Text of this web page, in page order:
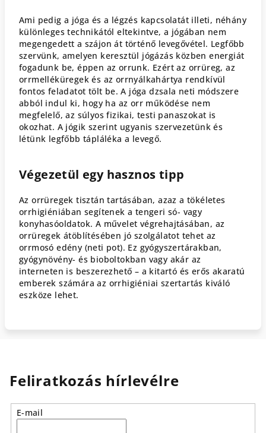
Ami pedig a jóga és a légzés kapcsolatát illeti, néhány
különleges technikától eltekintve, a jógában nem
megengedett a szájon át történő levegővétel. Legfőbb
szervünk, amelyen keresztül jógázás közben energiát
fogadunk be, éppen az orrunk. Ezért az orrüreg, az
orrmelléküregek és az orrnyálkahártya rendkívül
fontos feladatot tölt be. A jóga dzsala neti módszere
abból indul ki, hogy ha az orr működése nem
megfelelő, az súlyos fizikai, testi panaszokat is
okozhat. A jógik szerint ugyanis szervezetünk és
létünk legfőbb tápláléka a levegő.
Végezetül egy hasznos tipp
Az orrüregek tisztán tartásában, azaz a tökéletes
orrhigiéniában segítenek a tengeri só- vagy
konyhasóoldatok. A művelet végrehajtásában, az
orrüregek átöblítésében jó szolgálatot tehet az
orrmosó edény (neti pot). Ez gyógyszertárakban,
gyógynövény- és bioboltokban vagy akár az
interneten is beszerezhető – a kitartó és erős akaratú
emberek számára az orrhigiéniai szertartás kiváló
eszköze lehet.
Feliratkozás hírlevélre
E-mail